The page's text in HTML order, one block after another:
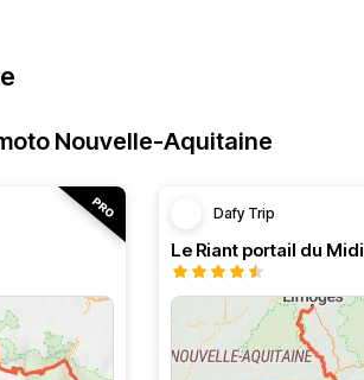
Nouvelle-Aquitaine
Dafy Trip
Le Riant portail du Midi